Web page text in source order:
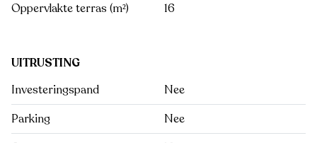
Oppervlakte terras (m²)
16
UITRUSTING
Investeringspand
Nee
Parking
Nee